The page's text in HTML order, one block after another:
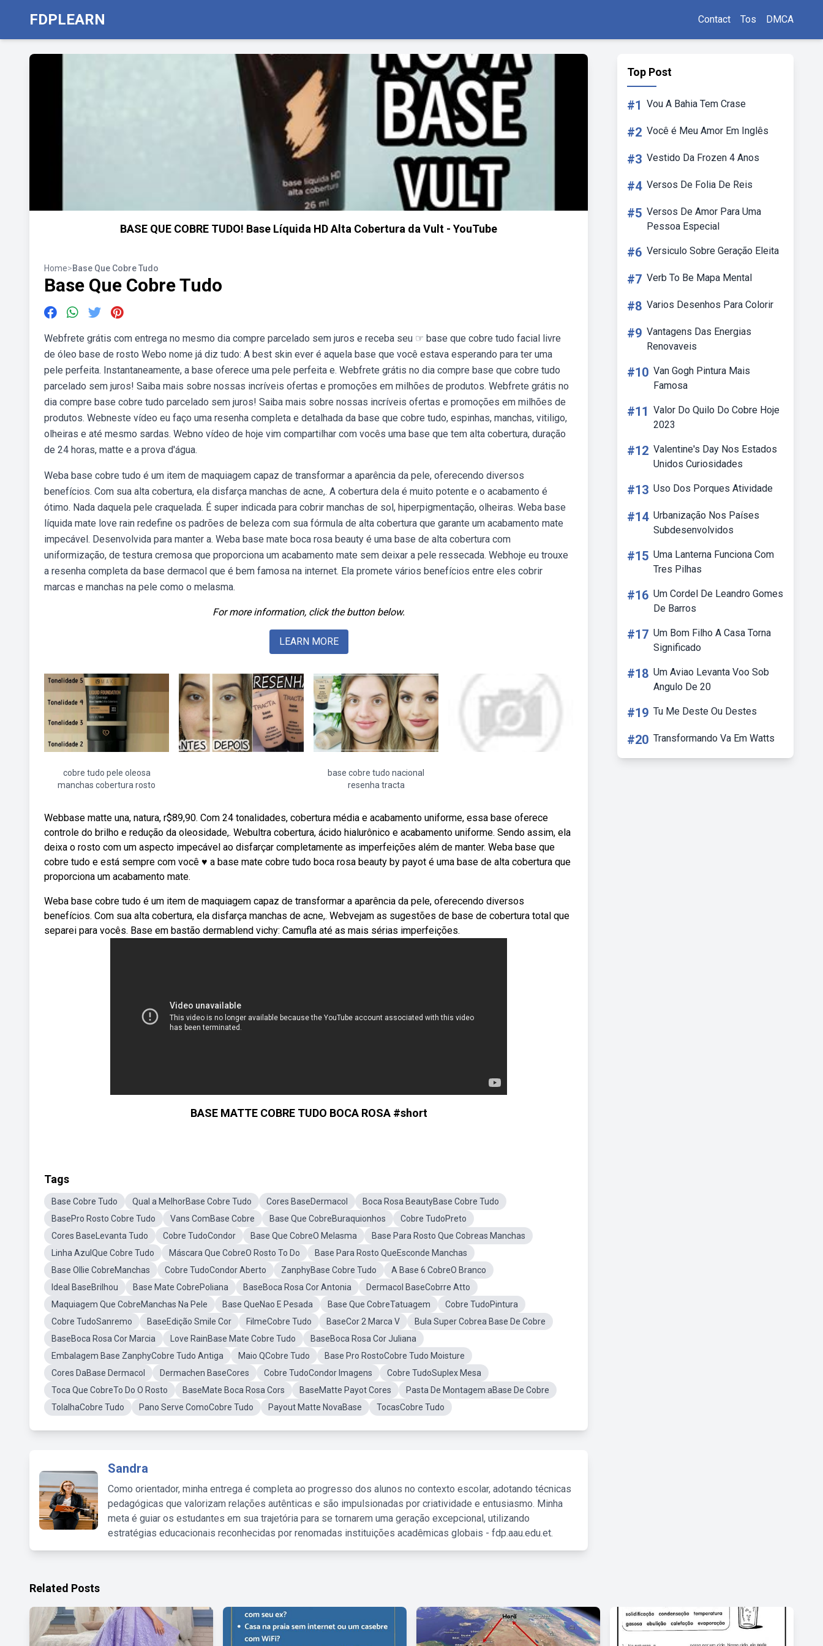
FDPLEARN Contact Tos DMCA
BASE QUE COBRE TUDO! Base Líquida HD Alta Cobertura da Vult - YouTube
Home>Base Que Cobre Tudo
Base Que Cobre Tudo
Webfrete grátis com entrega no mesmo dia compre parcelado sem juros e receba seu ☞ base que cobre tudo facial livre
de óleo base de rosto Webo nome já diz tudo: A best skin ever é aquela base que você estava esperando para ter uma
pele perfeita. Instantaneamente, a base oferece uma pele perfeita e. Webfrete grátis no dia compre base que cobre tudo
parcelado sem juros! Saiba mais sobre nossas incríveis ofertas e promoções em milhões de produtos. Webfrete grátis no
dia compre base cobre tudo parcelado sem juros! Saiba mais sobre nossas incríveis ofertas e promoções em milhões de
produtos. Webneste vídeo eu faço uma resenha completa e detalhada da base que cobre tudo, espinhas, manchas, vitiligo,
olheiras e até mesmo sardas. Webno vídeo de hoje vim compartilhar com vocês uma base que tem alta cobertura, duração
de 24 horas, matte e a prova d'água.
Weba base cobre tudo é um item de maquiagem capaz de transformar a aparência da pele, oferecendo diversos
benefícios. Com sua alta cobertura, ela disfarça manchas de acne,. A cobertura dela é muito potente e o acabamento é
ótimo. Nada daquela pele craquelada. É super indicada para cobrir manchas de sol, hiperpigmentação, olheiras. Weba base
líquida mate love rain redefine os padrões de beleza com sua fórmula de alta cobertura que garante um acabamento mate
impecável. Desenvolvida para manter a. Weba base mate boca rosa beauty é uma base de alta cobertura com
uniformização, de testura cremosa que proporciona um acabamento mate sem deixar a pele ressecada. Webhoje eu trouxe
a resenha completa da base dermacol que é bem famosa na internet. Ela promete vários benefícios entre eles cobrir
marcas e manchas na pele como o melasma.
For more information, click the button below.
LEARN MORE
cobre tudo pele oleosa
manchas cobertura rosto
base cobre tudo nacional
resenha tracta
Webbase matte una, natura, r$89,90. Com 24 tonalidades, cobertura média e acabamento uniforme, essa base oferece
controle do brilho e redução da oleosidade,. Webultra cobertura, ácido hialurônico e acabamento uniforme. Sendo assim, ela
deixa o rosto com um aspecto impecável ao disfarçar completamente as imperfeições além de manter. Weba base que
cobre tudo e está sempre com você ♥ a base mate cobre tudo boca rosa beauty by payot é uma base de alta cobertura que
proporciona um acabamento mate.
Weba base cobre tudo é um item de maquiagem capaz de transformar a aparência da pele, oferecendo diversos
benefícios. Com sua alta cobertura, ela disfarça manchas de acne,. Webvejam as sugestões de base de cobertura total que
separei para vocês. Base em bastão dermablend vichy: Camufla até as mais sérias imperfeições.
BASE MATTE COBRE TUDO BOCA ROSA #short
Tags
Base Cobre Tudo Qual a MelhorBase Cobre Tudo Cores BaseDermacol
Boca Rosa BeautyBase Cobre Tudo
BasePro Rosto Cobre Tudo
Vans ComBase Cobre Base Que CobreBuraquionhos
Cobre TudoPreto
Cores BaseLevanta Tudo
Cobre TudoCondor Base Que CobreO Melasma
Base Para Rosto Que Cobreas Manchas
Linha AzulQue Cobre Tudo
Máscara Que CobreO Rosto To Do
Base Para Rosto QueEsconde Manchas
Base Ollie CobreManchas
Cobre TudoCondor Aberto ZanphyBase Cobre Tudo
A Base 6 CobreO Branco
Ideal BaseBrilhou
Base Mate CobrePoliana BaseBoca Rosa Cor Antonia
Dermacol BaseCobrre Atto
Maquiagem Que CobreManchas Na Pele
Base QueNao E Pesada Base Que CobreTatuagem
Cobre TudoPintura
Cobre TudoSanremo
BaseEdição Smile Cor FilmeCobre Tudo BaseCor 2 Marca V
Bula Super Cobrea Base De Cobre
BaseBoca Rosa Cor Marcia
Love RainBase Mate Cobre Tudo
BaseBoca Rosa Cor Juliana
Embalagem Base ZanphyCobre Tudo Antiga
Maio QCobre Tudo
Base Pro RostoCobre Tudo Moisture
Cores DaBase Dermacol
Dermachen BaseCores Cobre TudoCondor Imagens
Cobre TudoSuplex Mesa
Toca Que CobreTo Do O Rosto
BaseMate Boca Rosa Cors BaseMatte Payot Cores
Pasta De Montagem aBase De Cobre
TolalhaCobre Tudo
Pano Serve ComoCobre Tudo Payout Matte NovaBase TocasCobre Tudo
Sandra
Como orientador, minha entrega é completa ao progresso dos alunos no contexto escolar, adotando técnicas
pedagógicas que valorizam relações autênticas e são impulsionadas por criatividade e entusiasmo. Minha
meta é guiar os estudantes em sua trajetória para se tornarem uma geração excepcional, utilizando
estratégias educacionais reconhecidas por renomadas instituições acadêmicas globais - fdp.aau.edu.et.
Top Post
#1 Vou A Bahia Tem Crase
#2 Você é Meu Amor Em Inglês
#3 Vestido Da Frozen 4 Anos
#4 Versos De Folia De Reis
#5 Versos De Amor Para Uma
Pessoa Especial
#6 Versiculo Sobre Geração Eleita
#7 Verb To Be Mapa Mental
#8 Varios Desenhos Para Colorir
#9 Vantagens Das Energias
Renovaveis
#10 Van Gogh Pintura Mais
Famosa
#11 Valor Do Quilo Do Cobre Hoje
2023
#12 Valentine's Day Nos Estados
Unidos Curiosidades
#13 Uso Dos Porques Atividade
#14 Urbanização Nos Países
Subdesenvolvidos
#15 Uma Lanterna Funciona Com
Tres Pilhas
#16 Um Cordel De Leandro Gomes
De Barros
#17 Um Bom Filho A Casa Torna
Significado
#18 Um Aviao Levanta Voo Sob
Angulo De 20
#19 Tu Me Deste Ou Destes
#20 Transformando Va Em Watts
Related Posts